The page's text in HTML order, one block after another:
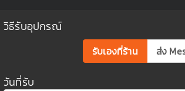
วิธีรับอุปกรณ์
รับเองที่ร้าน ส่ง
วันที่รับ